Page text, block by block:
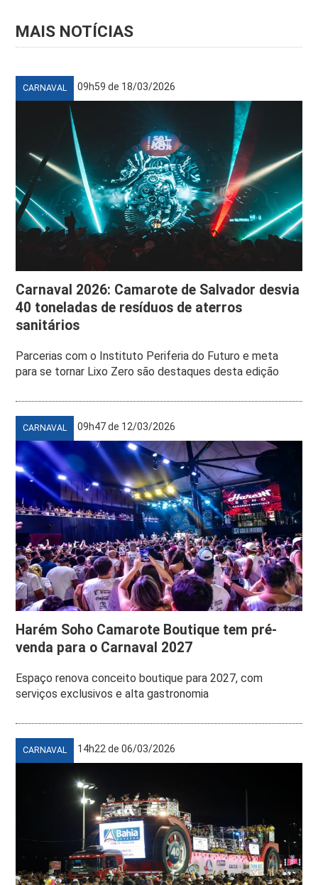
MAIS NOTÍCIAS
CARNAVAL 09h59 de 18/03/2026
Carnaval 2026: Camarote de Salvador desvia
40 toneladas de resíduos de aterros
sanitários
Parcerias com o Instituto Periferia do Futuro e meta
para se tornar Lixo Zero são destaques desta edição
CARNAVAL 09h47 de 12/03/2026
Harém Soho Camarote Boutique tem pré-
venda para o Carnaval 2027
Espaço renova conceito boutique para 2027, com
serviços exclusivos e alta gastronomia
CARNAVAL 14h22 de 06/03/2026